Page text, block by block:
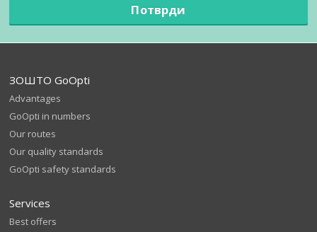
Потврди
ЗОШТО GoOpti
Advantages
GoOpti in numbers
Our routes
Our quality standards
GoOpti safety standards
Services
Best offers